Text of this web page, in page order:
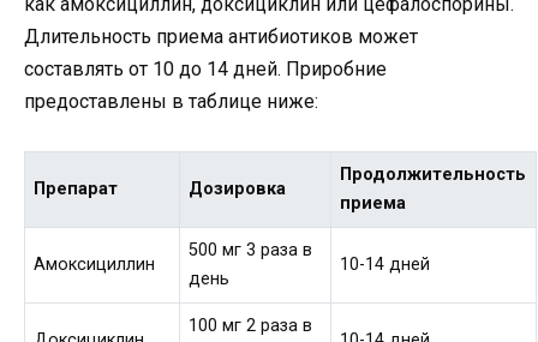
как амоксициллин, доксициклин или цефалоспорины.
Длительность приема антибиотиков может
составлять от 10 до 14 дней. Приробние
предоставлены в таблице ниже:
Препарат Дозировка
Продолжительность
приема
Амоксициллин
500 мг 3 раза в
день
10-14 дней
100 мг 2 раза в